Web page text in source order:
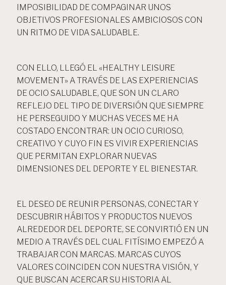
IMPOSIBILIDAD DE COMPAGINAR UNOS
OBJETIVOS PROFESIONALES AMBICIOSOS CON
UN RITMO DE VIDA SALUDABLE.
CON ELLO, LLEGÓ EL «HEALTHY LEISURE
MOVEMENT» A TRAVÉS DE LAS EXPERIENCIAS
DE OCIO SALUDABLE, QUE SON UN CLARO
REFLEJO DEL TIPO DE DIVERSIÓN QUE SIEMPRE
HE PERSEGUIDO Y MUCHAS VECES ME HA
COSTADO ENCONTRAR: UN OCIO CURIOSO,
CREATIVO Y CUYO FIN ES VIVIR EXPERIENCIAS
QUE PERMITAN EXPLORAR NUEVAS
DIMENSIONES DEL DEPORTE Y EL BIENESTAR.
EL DESEO DE REUNIR PERSONAS, CONECTAR Y
DESCUBRIR HÁBITOS Y PRODUCTOS NUEVOS
ALREDEDOR DEL DEPORTE, SE CONVIRTIÓ EN UN
MEDIO A TRAVÉS DEL CUAL FITÍSIMO EMPEZÓ A
TRABAJAR CON MARCAS. MARCAS CUYOS
VALORES COINCIDEN CON NUESTRA VISIÓN, Y
QUE BUSCAN ACERCAR SU HISTORIA AL